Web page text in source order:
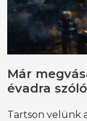
Már
évadra
Tartson velünk